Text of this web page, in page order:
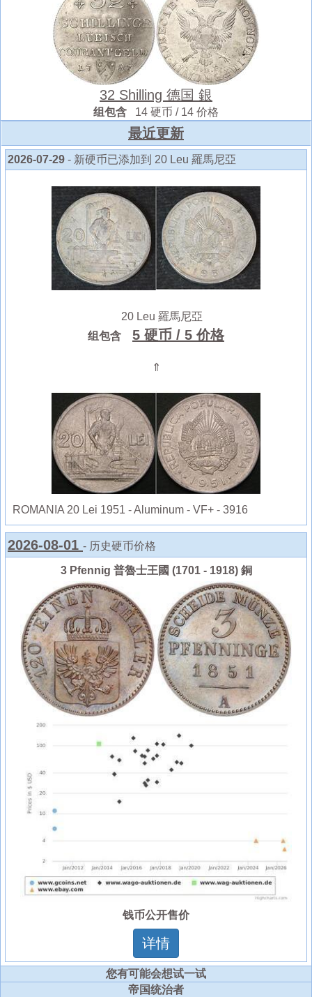
32 Shilling 德国 銀
组包含 14 硬币 / 14 价格
最近更新
2026-07-29 - 新硬币已添加到 20 Leu 羅馬尼亞
20 Leu 羅馬尼亞
组包含
5 硬币 / 5 价格
⇑
ROMANIA 20 Lei 1951 - Aluminum - VF+ - 3916
2026-08-01 - 历史硬币价格
3 Pfennig 普魯士王國 (1701 - 1918) 銅
钱币公开售价
详情
您有可能会想试一试
帝国统治者